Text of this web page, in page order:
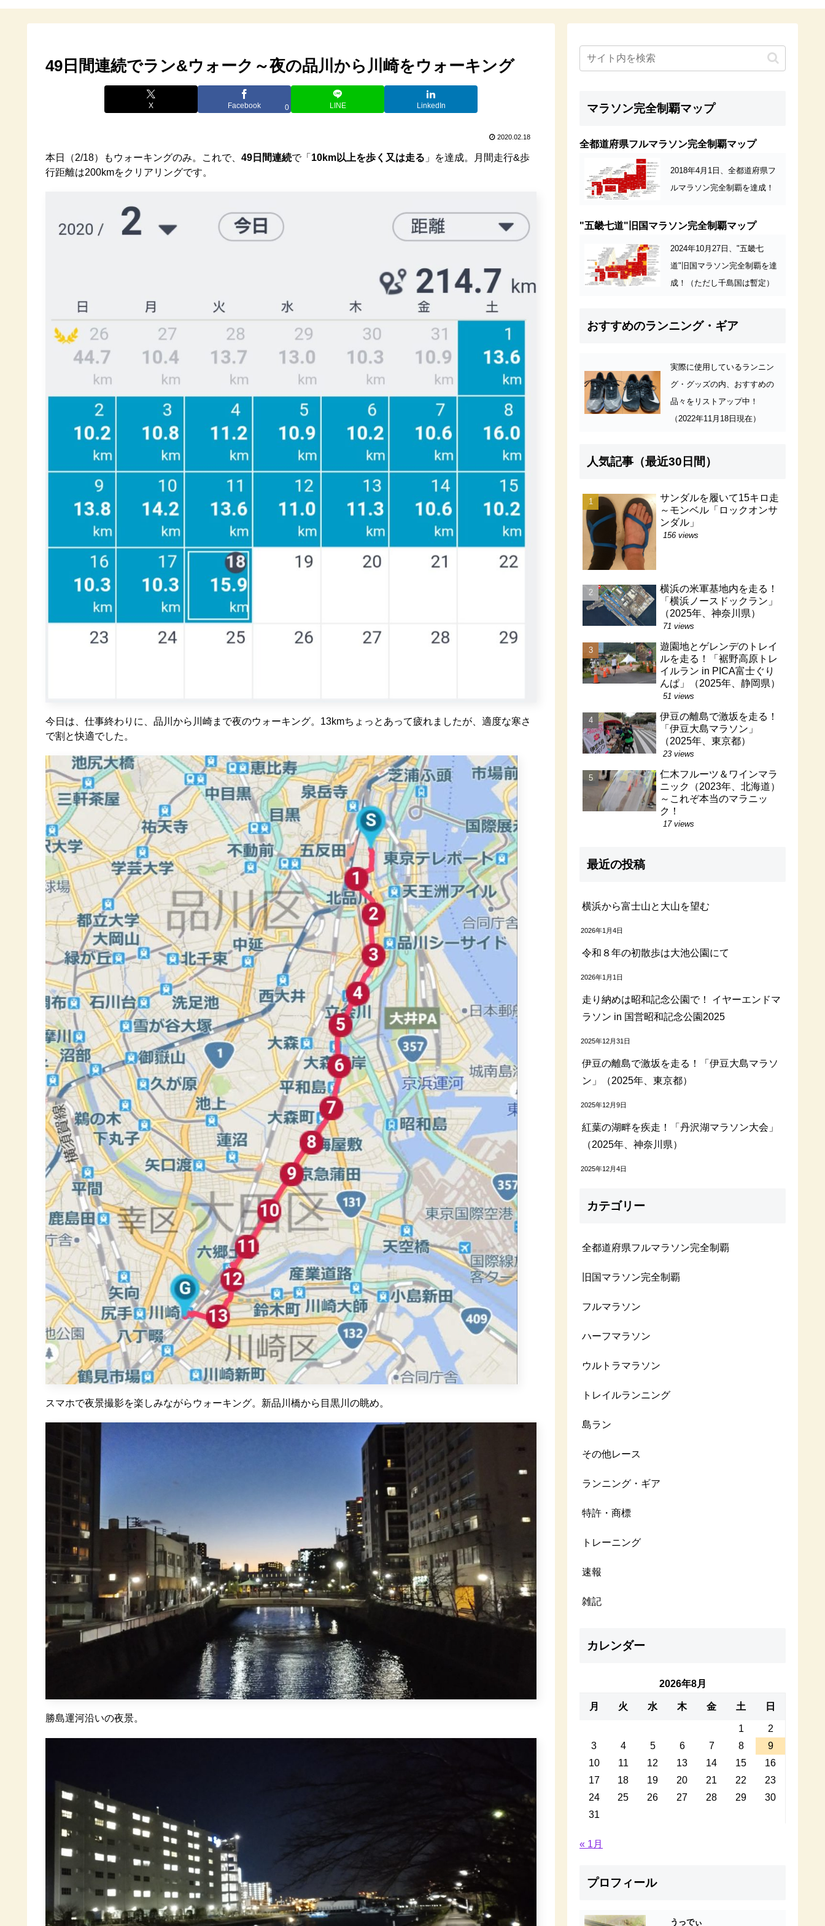
49日間連続でラン&ウォーク～夜の品川から川崎をウォーキング
X Facebook 0 LINE LinkedIn
2020.02.18
本日（2/18）もウォーキングのみ。これで、 49日間連続で「 10km以上を歩く又は走る 」を達成。月間走行&歩
行距離は200kmをクリアリングです。
今日は、仕事終わりに、品川から川崎まで夜のウォーキング。13kmちょっとあって疲れましたが、適度な寒さ
で割と快適でした。
スマホで夜景撮影を楽しみながらウォーキング。新品川橋から目黒川の眺め。
勝島運河沿いの夜景。
マラソン完全制覇マップ
全都道府県フルマラソン完全制覇マップ
2018年4月1日、全都道府県フ
ルマラソン完全制覇を達成！
"五畿七道"旧国マラソン完全制覇マップ
2024年10月27日、"五畿七
道"旧国マラソン完全制覇を達
成！（ただし千島国は暫定）
おすすめのランニング・ギア
実際に使用しているランニン
グ・グッズの内、おすすめの
品々をリストアップ中！
（2022年11月18日現在）
人気記事（最近30日間）
サンダルを履いて15キロ走
～モンベル「ロックオンサ
ンダル」
156 views
横浜の米軍基地内を走る！
「横浜ノースドックラン」
（2025年、神奈川県）
71 views
遊園地とゲレンデのトレイ
ルを走る！「裾野高原トレ
イルラン in PICA富士ぐり
んぱ」（2025年、静岡県）
51 views
伊豆の離島で激坂を走る！
「伊豆大島マラソン」
（2025年、東京都）
23 views
仁木フルーツ＆ワインマラ
ニック（2023年、北海道）
～これぞ本当のマラニッ
ク！
17 views
最近の投稿
横浜から富士山と大山を望む
2026年1月4日
令和８年の初散歩は大池公園にて
2026年1月1日
走り納めは昭和記念公園で！ イヤーエンドマ
ラソン in 国営昭和記念公園2025
2025年12月31日
伊豆の離島で激坂を走る！「伊豆大島マラソ
ン」（2025年、東京都）
2025年12月9日
紅葉の湖畔を疾走！「丹沢湖マラソン大会」
（2025年、神奈川県）
2025年12月4日
カテゴリー
全都道府県フルマラソン完全制覇
旧国マラソン完全制覇
フルマラソン
ハーフマラソン
ウルトラマラソン
トレイルランニング
島ラン
その他レース
ランニング・ギア
特許・商標
トレーニング
速報
雑記
カレンダー
2026年8月
月 火 水 木 金 土 日
1
2
3
4 5 6 7 8
9
10
11 12 13 14 15
16
17
18 19 20 21 22
23
24
25 26 27 28 29
30
31
« 1月
プロフィール
うっでぃ